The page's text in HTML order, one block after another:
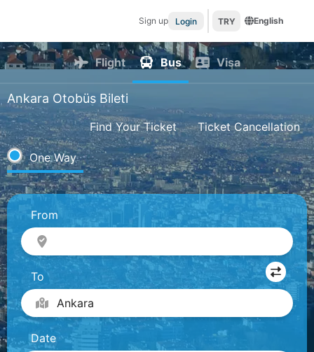
Sign up Login TRY English
Flight Bus Visa
Ankara Otobüs Bileti
One Way
Find Your Ticket Ticket Cancellation
From
To
Ankara
Date